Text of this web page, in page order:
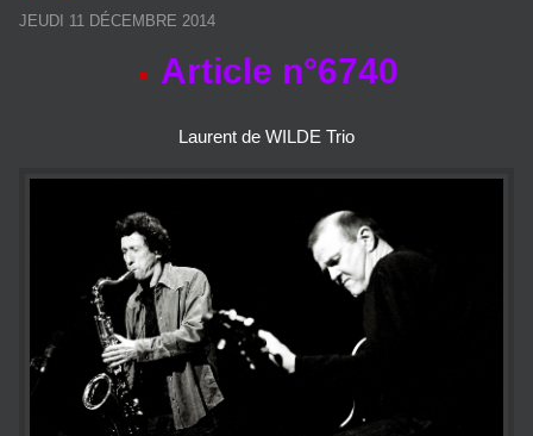
JEUDI 11 DÉCEMBRE 2014
Article n°6740
Laurent de WILDE Trio